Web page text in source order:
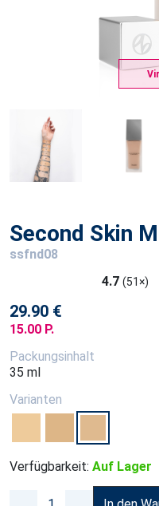
Second Skin
ssfnd08
4.7 (51×)
29.90 €
15.00 P.
Packungsinhalt
35 ml
Varianten
Verfügbarkeit: Auf Lager